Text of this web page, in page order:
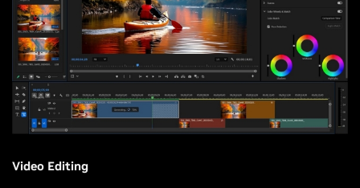
Video Editing